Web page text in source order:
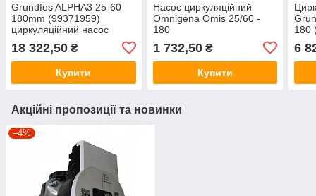
Grundfos ALPHA3 25-60
180mm (99371959)
циркуляційний насос
18 322,50 ₴
Купити
Насос циркуляційний
Omnigena Omis 25/60 -
180
1 732,50₴
Купити
180
6
Акційні пропозиції та новинки
–4%